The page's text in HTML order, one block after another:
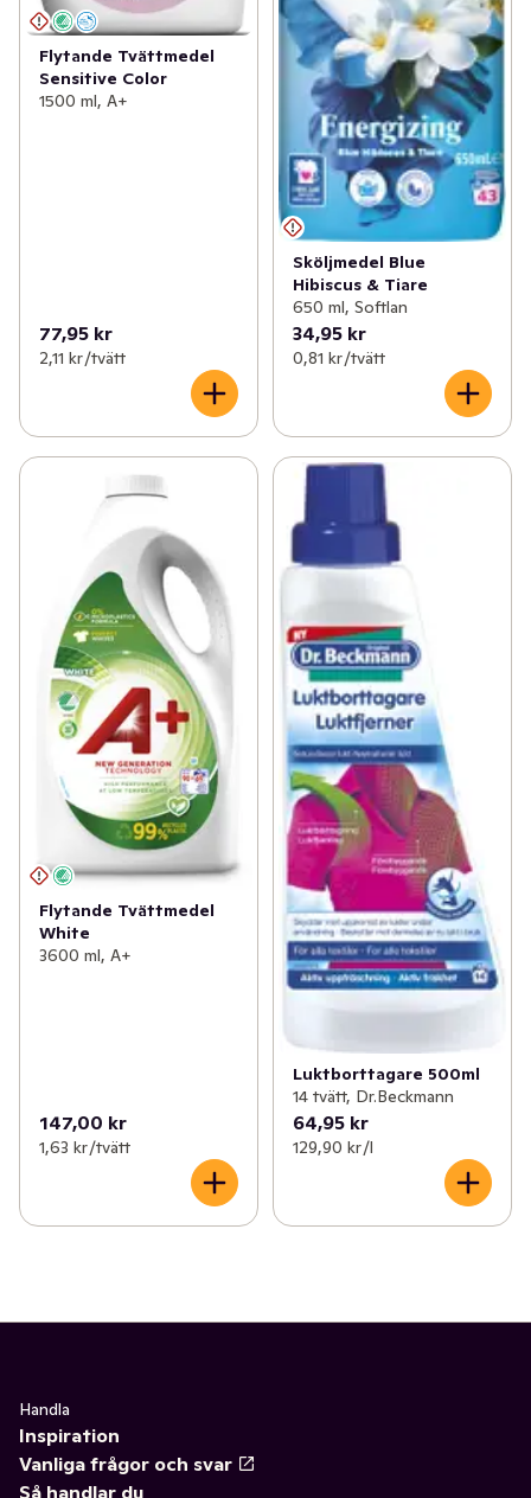
Flytande Tvättmedel
Sensitive Color
1500 ml, A+
77,95 kr
2,11 kr /tvätt
Sköljmedel Blue
Hibiscus & Tiare
650 ml, Softlan
34,95 kr
0,81 kr /tvätt
Flytande Tvättmedel
White
3600 ml, A+
147,00 kr
1,63 kr /tvätt
Luktborttagare 500ml
14 tvätt, Dr.Beckmann
64,95 kr
129,90 kr /l
Handla
Inspiration
Vanliga frågor och svar
Så handlar du